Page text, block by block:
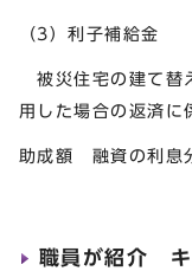
（3）利子補給金
被災住宅の建て替
用した場合の返済に
助成額 融資の利息
職員が紹介 キ